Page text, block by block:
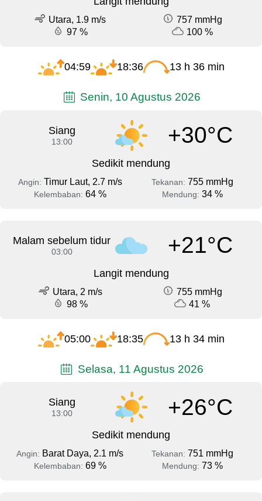
Utara, 1.9 m/s
757 mmHg
97 %
100 %
04:59 18:36 13 h 36 min
Senin, 10 Agustus 2026
Siang
13:00 +30°C
Sedikit mendung
Angin: Timur Laut, 2.7 m/s Tekanan: 755 mmHg
Kelembaban: 64 % Mendung: 34 %
Malam sebelum tidur
03:00 +21°C
Langit mendung
Utara, 2 m/s
755 mmHg
98 %
41 %
05:00 18:35 13 h 34 min
Selasa, 11 Agustus 2026
Siang
13:00 +26°C
Sedikit mendung
Angin: Barat Daya, 2.1 m/s Tekanan: 751 mmHg
Kelembaban: 69 % Mendung: 73 %